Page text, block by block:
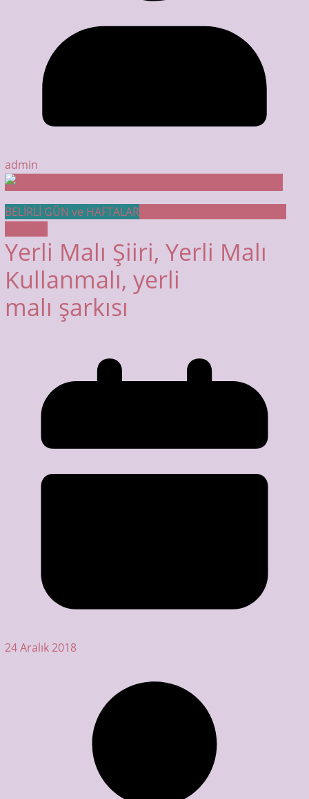
admin
BELİRLİ GÜN ve HAFTALARÇOCUK ŞARKILARI
Yerli Malı Şiiri, Yerli Malı
Kullanmalı, yerli
malı şarkısı
24 Aralık 2018